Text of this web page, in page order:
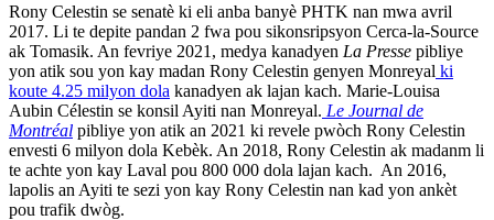
Rony Celestin se senatè ki eli anba banyè PHTK nan mwa avril
2017. Li te depite pandan 2 fwa pou sikonsripsyon Cerca-la-Source
ak Tomasik. An fevriye 2021, medya kanadyen La Presse pibliye
yon atik sou yon kay madan Rony Celestin genyen Monreyal ki
koute 4.25 milyon dola kanadyen ak lajan kach. Marie-Louisa
Aubin Célestin se konsil Ayiti nan Monreyal. Le Journal de
Montréal pibliye yon atik an 2021 ki revele pwòch Rony Celestin
envesti 6 milyon dola Kebèk. An 2018, Rony Celestin ak madanm li
te achte yon kay Laval pou 800 000 dola lajan kach. An 2016,
lapolis an Ayiti te sezi yon kay Rony Celestin nan kad yon ankèt
pou trafik dwòg.